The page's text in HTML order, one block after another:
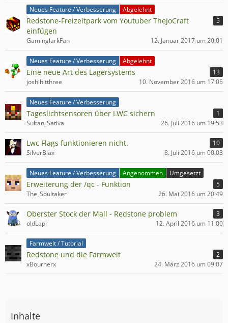
Neues Feature / Verbesserung Abgelehnt
Redstone-Freizeitpark vom Youtuber TheJoCraft
einfügen
5
GaminglarkFan 12. Januar 2017 um 20:01
Neues Feature / Verbesserung Abgelehnt
Eine neue Art des Lagersystems
13
joshihitthree
10. November 2016 um 17:05
Neues Feature / Verbesserung
Tageslichtsensoren über LWC sichern
1
Sultan_Sativa
26. Juli 2016 um 19:53
Lwc Flags funktionieren nicht.
10
SilverBlax
8. Juli 2016 um 00:03
Neues Feature / Verbesserung Angenommen Umgesetzt
Erweiterung der /qc - Funktion
5
The_Soultaker
26. Mai 2016 um 20:49
Oberster Stock der Mall - Redstone problem
3
oldLapi
12. April 2016 um 11:00
Farmwelt / Tutorial
Redstone und die Farmwelt
2
xBournerx
24. März 2016 um 09:07
Inhalte